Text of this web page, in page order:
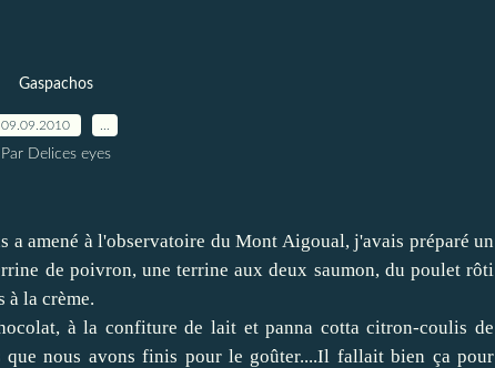
Gaspachos
09.09.2010
Par Delices eyes
a amené à l'observatoire du Mont Aigoual, j'avais préparé un
de poivron, une terrine aux deux saumon, du poulet rôti
à la crème.
, àla confiture de laitet panna cotta citron-coulis de
que nous avons finis pour le goûter....Il fallait bien ça pour